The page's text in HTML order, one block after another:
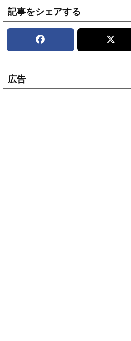
記事をシェアする
広告